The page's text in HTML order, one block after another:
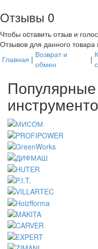
Отзывы 0
Чтобы оcтавить отзыв и
Отзывов для данного товара
Главная | Возврат и
обмен
|